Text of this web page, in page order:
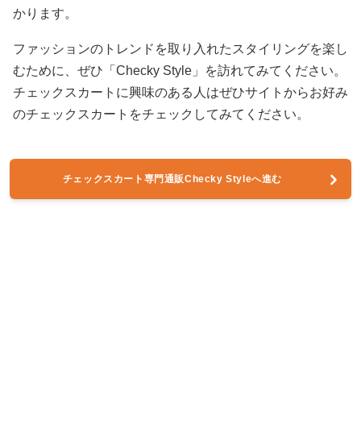
かります。
ファッションのトレンドを取り入れたスタイリングを楽し
むために、ぜひ「Checky Style」を訪れてみてください。
チェックスカートに興味のある人はぜひサイトからお好み
のチェックスカートをチェックしてみてください。
チェックスカート専門通販Checky Styleへ進む